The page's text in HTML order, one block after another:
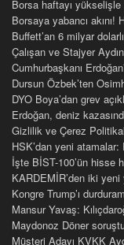
Borsa haftayı
Borsaya yabancı akını!
Buffett’an 6 milyar
Çalışan ve Stajyer
Cumhurbaşkanı
Dursun Özbek’ten
DYO Boya’dan grev
Erdoğan, deniz
Gizlilik ve Çerez
HSK’dan yeni atamalar:
İşte BİST-100’ün hisse
KARDEMİR’den iki yeni
Kongre Trump’ı
Mansur Yavaş:
Maydonoz Döner
Müşteri Adayı KVKK